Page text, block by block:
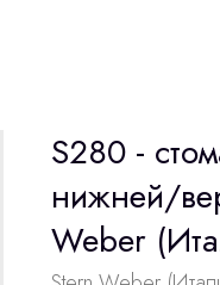
S280 -
нижней/
Weber